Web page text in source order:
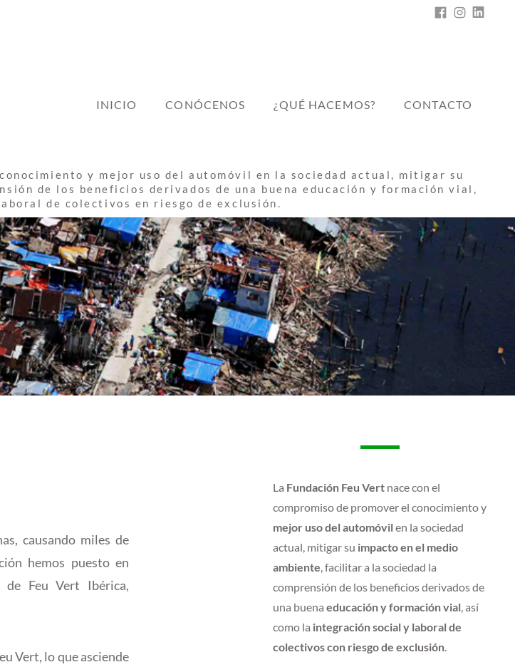
FACEBOOK
y mejor uso del automóvil en la sociedad actual, mitigar su
de los beneficios derivados de una buena educación y formación vial,
de colectivos en riesgo de exclusión.
INICIO CONÓCENOS ¿QUÉ HACEMOS? CONTACTO
causando miles de
hemos puesto en
de Feu Vert Ibérica,
Vert, lo que asciende
La Fundación Feu Vert nace con el
compromiso de promover el conocimiento y
mejor uso del automóvilen la sociedad
actual, mitigar su impacto en el medio
ambiente, facilitar a la sociedad la
comprensión de los beneficios derivados de
una buena educación y formación vial, así
como la integración social y laboral de
colectivos con riesgo de exclusión.